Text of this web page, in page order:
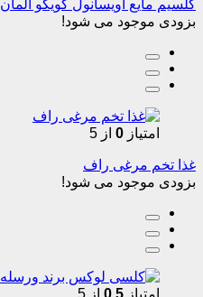
کلسیم مایع آویسانول کویکو آلمان
بزودی موجود می شود!
امتیاز 0 از 5
غذا تخم مرغی راف
بزودی موجود می شود!